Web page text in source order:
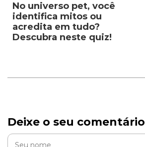
No universo pet, você
identifica mitos ou
acredita em tudo?
Descubra neste quiz!
Deixe o seu comentário